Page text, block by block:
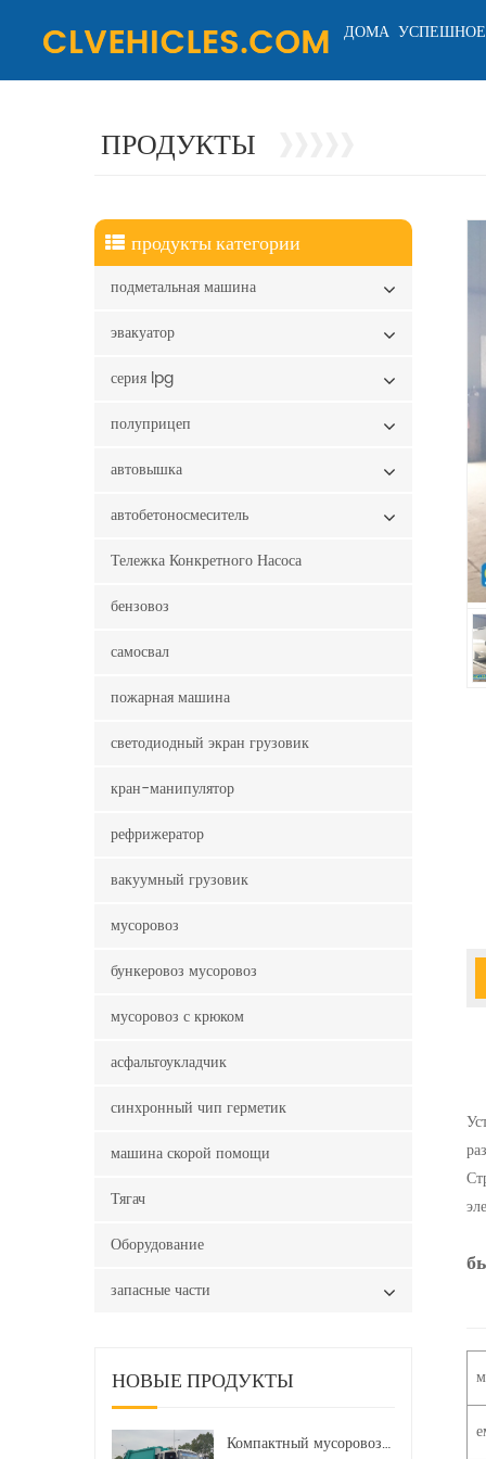
ДОМА
ПРОДУКТЫ
продукты категории
подметальная машина
эвакуатор
серия lpg
полуприцеп
автовышка
автобетоносмеситель
Тележка Конкретного Насоса
бензовоз
самосвал
пожарная машина
светодиодный экран грузовик
кран-манипулятор
рефрижератор
вакуумный грузовик
мусоровоз
бункеровоз мусоровоз
мусоровоз с крюком
асфальтоукладчик
синхронный чип герметик
машина скорой помощи
Тягач
Оборудование
запасные части
НОВЫЕ ПРОДУКТЫ
Компактный мусоровоз HOWO LHD 4x2 160 л.с. 12 куб. м